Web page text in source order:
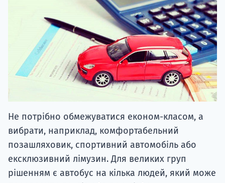
Не потрібно обмежуватися економ-класом, а
вибрати, наприклад, комфортабельний
позашляховик, спортивний автомобіль або
ексклюзивний лімузин. Для великих груп
рішенням є автобус на кілька людей, який може